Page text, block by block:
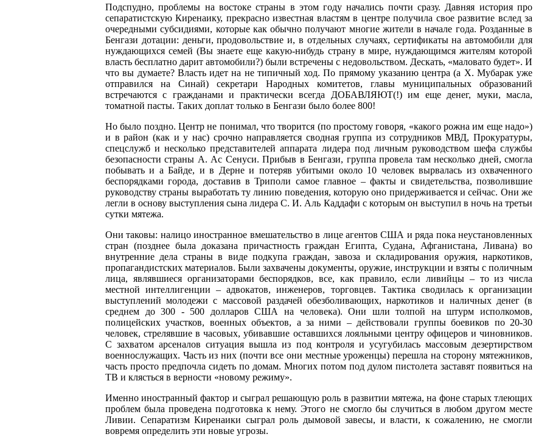
Подспудно, проблемы на востоке страны в этом году начались почти сразу. Давняя история про
сепаратистскую Киренаику, прекрасно известная властям в центре получила свое развитие вслед за
очередными субсидиями, которые как обычно получают многие жители в начале года. Розданные в
Бенгази дотации: деньги, продовольствие и, в отдельных случаях, сертификаты на автомобили для
нуждающихся семей (Вы знаете еще какую-нибудь страну в мире, нуждающимся жителям которой
власть бесплатно дарит автомобили?) были встречены с недовольством. Дескать, «маловато будет». И
что вы думаете? Власть идет на не типичный ход. По прямому указанию центра (а Х. Мубарак уже
отправился на Синай) секретари Народных комитетов, главы муниципальных образований
встречаются с гражданами и практически всегда ДОБАВЛЯЮТ(!) им еще денег, муки, масла,
томатной пасты. Таких доплат только в Бенгази было более 800!
Но было поздно. Центр не понимал, что творится (по простому говоря, «какого рожна им еще надо»)
и в район (как и у нас) срочно направляется сводная группа из сотрудников МВД, Прокуратуры,
спецслужб и несколько представителей аппарата лидера под личным руководством шефа службы
безопасности страны А. Ас Сенуси. Прибыв в Бенгази, группа провела там несколько дней, смогла
побывать и а Байде, и в Дерне и потеряв убитыми около 10 человек вырвалась из охваченного
беспорядками города, доставив в Триполи самое главное – факты и свидетельства, позволившие
руководству страны выработать ту линию поведения, которую оно придерживается и сейчас. Они же
легли в основу выступления сына лидера С. И. Аль Каддафи с которым он выступил в ночь на третьи
сутки мятежа.
Они таковы: налицо иностранное вмешательство в лице агентов США и ряда пока неустановленных
стран (позднее была доказана причастность граждан Египта, Судана, Афганистана, Ливана) во
внутренние дела страны в виде подкупа граждан, завоза и складирования оружия, наркотиков,
пропагандистских материалов. Были захвачены документы, оружие, инструкции и взяты с поличным
лица, являвшиеся организаторами беспорядков, все, как правило, если ливийцы – то из числа
местной интеллигенции – адвокатов, инженеров, торговцев. Тактика сводилась к организации
выступлений молодежи с массовой раздачей обезболивающих, наркотиков и наличных денег (в
среднем до 300 - 500 долларов США на человека). Они шли толпой на штурм исполкомов,
полицейских участков, военных объектов, а за ними – действовали группы боевиков по 20-30
человек, стрелявшие в часовых, убивавшие оставшихся лояльными центру офицеров и чиновников.
С захватом арсеналов ситуация вышла из под контроля и усугубилась массовым дезертирством
военнослужащих. Часть из них (почти все они местные уроженцы) перешла на сторону мятежников,
часть просто предпочла сидеть по домам. Многих потом под дулом пистолета заставят появиться на
ТВ и клясться в верности «новому режиму».
Именно иностранный фактор и сыграл решающую роль в развитии мятежа, на фоне старых тлеющих
проблем была проведена подготовка к нему. Этого не смогло бы случиться в любом другом месте
Ливии. Сепаратизм Киренаики сыграл роль дымовой завесы, и власти, к сожалению, не смогли
вовремя определить эти новые угрозы.